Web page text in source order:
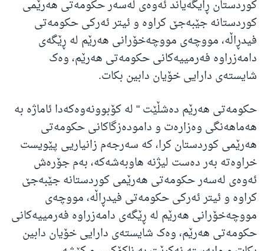
کوردستان ڕایگەیاند ئەوەی لەسەر حکومەتی هەرێمی
کوردستانە جێبەجێ کراوە و ئیتر ئەرکی حکومەتی
فیدڕاڵە، مووچەی مووچەخۆرانی هەرێم لە ڕێگەی
دامەزراوە فەرمییەکانی حکومەتی هەرێم، وەک
شایستەی دارایی خۆیان دابین بکات.
حکومەتی هەرێم دەشڵێت " لە کۆبوونەوەکەدا ئاماژە بە
هەماهەنگی وەزارەت و دامودەزگاکانی حکومەتی
هەرێمی کوردستان کرا، کە سەرجەم زانیاریی پێویست
خراوەتە بەر دەست لیژنە هاوبەشەکە، بەم جۆرەش
ئەوەی لەسەر حکومەتی هەرێمی کوردستانە جێبەجێ
کراوە و ئیتر ئەرکی حکومەتی فیدڕاڵە، مووچەی
مووچەخۆرانی هەرێم لە ڕێگەی دامەزراوە فەرمییەکانی
حکومەتی هەرێم، وەک شایستەی دارایی خۆیان دابین